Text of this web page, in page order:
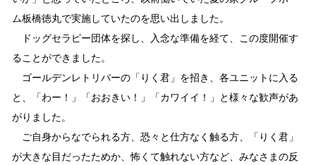
ム板橋徳丸で実施していたのを思い出しました。
ドッグセラピー団体を探し、入念な準備を経て、この度開催す
ることができました。
ゴールデンレトリバーの「りく君」を招き、各ユニットに入る
と、「わー！」「おおきい！」「カワイイ！」と様々な歓声があ
がりました。
ご自身からなでられる方、恐々と仕方なく触る方、「りく君」
が大きな目だったためか、怖くて触れない方など、みなさまの反